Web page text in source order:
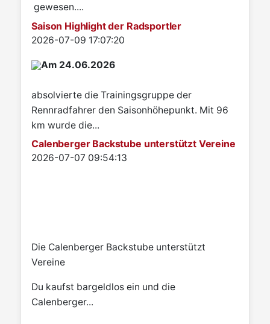
gewesen....
Saison Highlight der Radsportler
Details
2026-07-09 17:07:20
Am 24.06.2026
absolvierte die Trainingsgruppe der
Rennradfahrer den Saisonhöhepunkt. Mit 96
km wurde die...
Calenberger Backstube unterstützt Vereine
Details
2026-07-07 09:54:13
Die Calenberger Backstube unterstützt
Vereine
Du kaufst bargeldlos ein und die
Calenberger...